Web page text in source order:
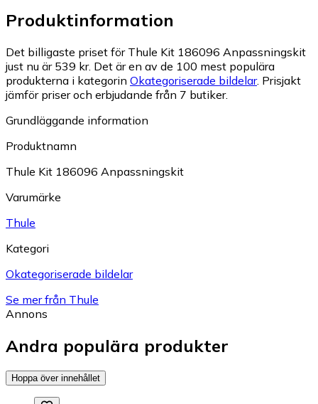
Produktinformation
Det billigaste priset för Thule Kit 186096 Anpassningskit
just nu är 539 kr. Det är en av de 100 mest populära
produkterna i kategorin Okategoriserade bildelar. Prisjakt
jämför priser och erbjudande från 7 butiker.
Grundläggande information
Produktnamn
Thule Kit 186096 Anpassningskit
Varumärke
Thule
Kategori
Okategoriserade bildelar
Se mer från Thule
Annons
Andra populära produkter
Hoppa över innehållet